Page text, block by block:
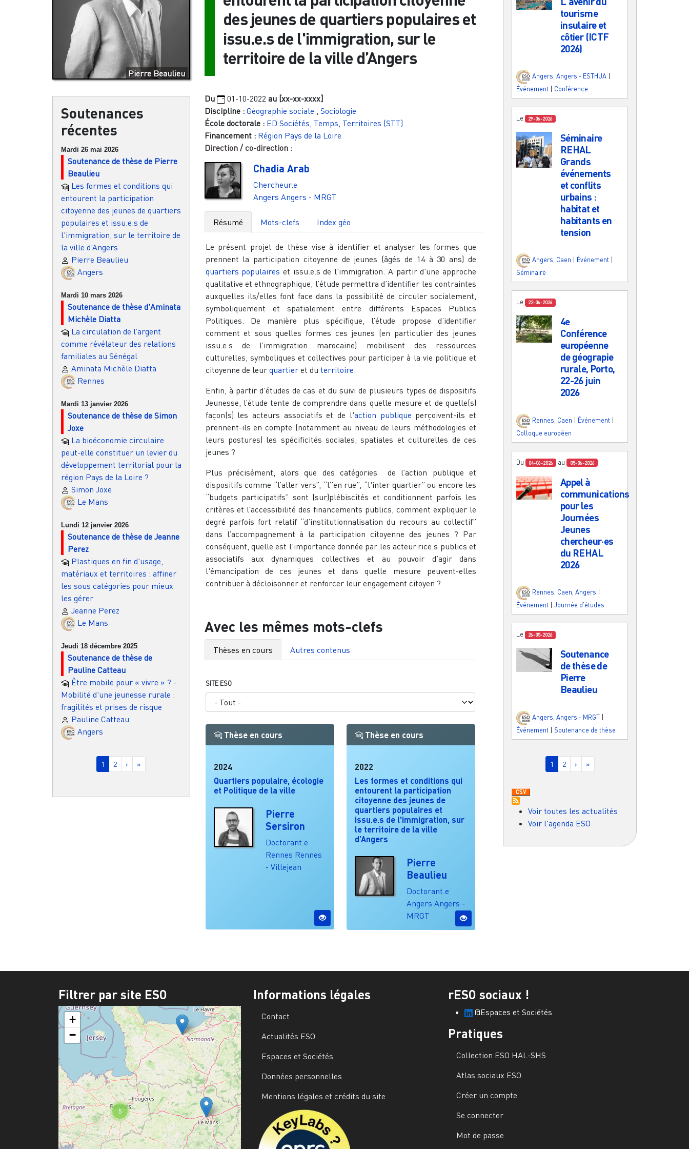
Pierre Beaulieu
Soutenances
récentes
Mardi 26 mai 2026
Soutenance de thèse de Pierre
Beaulieu
Les formes et conditions qui
entourent la participation
citoyenne des jeunes de quartiers
populaires et issu.e.s de
l'immigration, sur le territoire de
la ville d’Angers
Pierre Beaulieu
Angers
Mardi 10 mars 2026
Soutenance de thèse d'Aminata
Michèle Diatta
La circulation de l’argent
comme révélateur des relations
familiales au Sénégal
Aminata Michèle Diatta
Rennes
Mardi 13 janvier 2026
Soutenance de thèse de Simon
Joxe
La bioéconomie circulaire
peut-elle constituer un levier du
développement territorial pour la
région Pays de la Loire ?
Simon Joxe
Le Mans
Lundi 12 janvier 2026
Soutenance de thèse de Jeanne
Perez
Plastiques en fin d'usage,
matériaux et territoires : affiner
les sous catégories pour mieux
les gérer
Jeanne Perez
Le Mans
Jeudi 18 décembre 2025
Soutenance de thèse de
Pauline Catteau
Être mobile pour « vivre » ? -
Mobilité d'une jeunesse rurale :
fragilités et prises de risque
Pauline Catteau
Angers
Pagination
Page courante
1 Page
2 Page suivante
› Dernière page
»
des jeunes de quartiers populaires et
issu.e.s de l'immigration, sur le
territoire de la ville d’Angers
Du 01-10-2022 au [xx-xx-xxxx]
Discipline : Géographie sociale
Sociologie
École doctorale : ED Sociétés, Temps, Territoires (STT)
Financement : Région Pays de la Loire
Direction / co-direction :
Chadia Arab
Chercheur.e
Angers Angers - MRGT
Résumé Mots-clefs Index géo
Le présent projet de thèse vise à identifier et analyser les formes que
prennent la participation citoyenne de jeunes (âgés de 14 à 30 ans) de
quartiers populaires et issu.e.s de l'immigration. A partir d’une approche
qualitative et ethnographique, l’étude permettra d’identifier les contraintes
auxquelles ils/elles font face dans la possibilité de circuler socialement,
symboliquement et spatialement entre différents Espaces Publics
Politiques. De manière plus spécifique, l’étude propose d’identifier
comment et sous quelles formes ces jeunes (en particulier des jeunes
issu.e.s de l’immigration marocaine) mobilisent des ressources
culturelles, symboliques et collectives pour participer à la vie politique et
citoyenne de leur quartieret du territoire
Enfin, à partir d’études de cas et du suivi de plusieurs types de dispositifs
Jeunesse, l’étude tente de comprendre dans quelle mesure et de quelle(s)
façon(s) les acteurs associatifs et de l'action publique perçoivent-ils et
prennent-ils en compte (notamment au niveau de leurs méthodologies et
leurs postures) les spécificités sociales, spatiales et culturelles de ces
jeunes ?
Plus précisément, alors que des catégories de l’action publique et
dispositifs comme “l’aller vers”, “l’’en rue”, “l'inter quartier” ou encore les
“budgets participatifs” sont (sur)plébiscités et conditionnent parfois les
critères et l’accessibilité des financements publics, comment expliquer le
degré parfois fort relatif “d’institutionnalisation du recours au collectif”
dans l’accompagnement à la participation citoyenne des jeunes ? Par
conséquent, quelle est l'importance donnée par les acteur.rice.s publics et
associatifs aux dynamiques collectives et au pouvoir d’agir dans
l'émancipation de ces jeunes et dans quelle mesure peuvent-elles
contribuer à décloisonner et renforcer leur engagement citoyen ?
Avec les mêmes mots-clefs
Thèses en cours Autres contenus
SITE ESO
Thèse en cours
2024
Quartiers populaire, écologie
et Politique de la ville
Pierre
Sersiron
Doctorant.e
Rennes Rennes
- Villejean
Thèse en cours
2022
Les formes et conditions qui
entourent la participation
citoyenne des jeunes de
quartiers populaires et
issu.e.s de l'immigration, sur
le territoire de la ville
d’Angers
Pierre
Beaulieu
Doctorant.e
Angers Angers -
MRGT
tourisme
insulaire et
côtier (ICTF
2026)
Angers Angers - ESTHUA
Événement
Conférence
Le 29-06-2026
Séminaire
REHAL
Grands
événements
et conflits
urbains :
habitat et
habitants en
tension
Angers, Caen Événement
Séminaire
Le 22-06-2026
4e
Conférence
européenne
de géograpie
rurale, Porto,
22-26 juin
2026
Rennes Caen Événement
Colloque européen
Du 04-06-2026 au 05-06-2026
Appel à
communications
pour les
Journées
Jeunes
chercheur·es
du REHAL
2026
Rennes, Caen, Angers
Événement
Journée d'études
Le 26-05-2026
Soutenance
de thèse de
Pierre
Beaulieu
Angers Angers - MRGT
Événement | Soutenance de thèse
Pagination
Page courante
1 Page
2 Page suivante
› Dernière page
»
Voir toutes les actualités
Voir l'agenda ESO
Filtrer par site ESO
5
+
−
Informations légales
Contact
Actualités ESO
Espaces et Sociétés
Données personnelles
Mentions légales et crédits du site
rESO sociaux !
@Espaces et Sociétés
Pratiques
Collection ESO HAL-SHS
Atlas sociaux ESO
Créer un compte
Se connecter
Mot de passe